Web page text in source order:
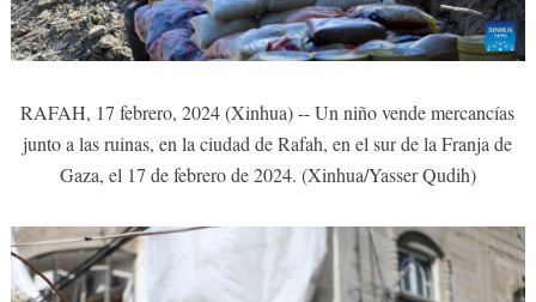
RAFAH, 17 febrero, 2024 (Xinhua) -- Un niño vende mercancías
junto a las ruinas, en la ciudad de Rafah, en el sur de la Franja de
Gaza, el 17 de febrero de 2024. (Xinhua/Yasser Qudih)